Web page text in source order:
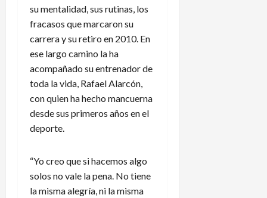
su mentalidad, sus rutinas, los
fracasos que marcaron su
carrera y su retiro en 2010. En
ese largo camino la ha
acompañado su entrenador de
toda la vida, Rafael Alarcón,
con quien ha hecho mancuerna
desde sus primeros años en el
deporte.
“Yo creo que si hacemos algo
solos no vale la pena. No tiene
la misma alegría, ni la misma